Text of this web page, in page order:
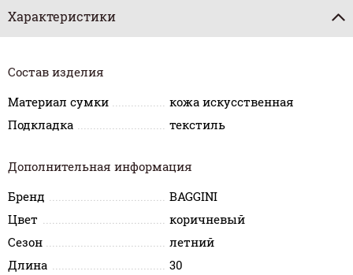
Характеристики
Состав изделия
Материал сумки
кожа искусственная
Подкладка
текстиль
Дополнительная информация
Бренд
BAGGINI
Цвет
коричневый
Сезон
летний
Длина
30